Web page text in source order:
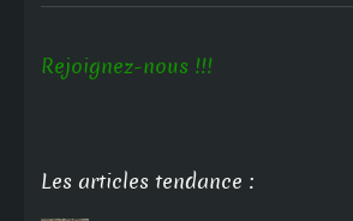
Rejoignez-nous !!!
Les articles tendance :